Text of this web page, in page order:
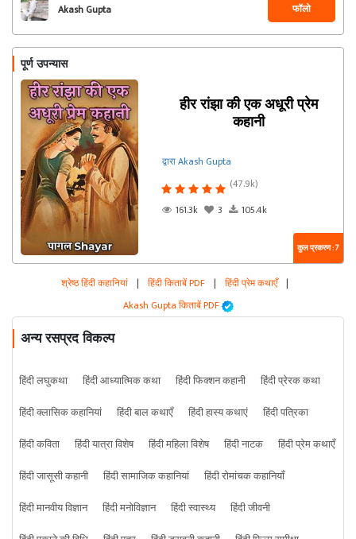
Akash Gupta फॉलो
पूर्ण उपन्यास
हीर रांझा की एक अधूरी प्रेम
कहानी
द्वारा Akash Gupta
(47.9k)
161.3k
3 105.4k
कुल प्रकरण : 7
श्रेष्ठ हिंदी कहानियां | हिंदी किताबें PDF | हिंदी प्रेम कथाएँ |
Akash Gupta किताबें PDF
अन्य रसप्रद विकल्प
हिंदी लघुकथा हिंदी आध्यात्मिक कथा हिंदी फिक्शन कहानी
हिंदी प्रेरक कथा
हिंदी क्लासिक कहानियां
हिंदी बाल कथाएँ हिंदी हास्य कथाएं
हिंदी पत्रिका
हिंदी कविता
हिंदी यात्रा विशेष हिंदी महिला विशेष हिंदी नाटक
हिंदी प्रेम कथाएँ
हिंदी जासूसी कहानी
हिंदी सामाजिक कहानियां
हिंदी रोमांचक कहानियाँ
हिंदी मानवीय विज्ञान
हिंदी मनोविज्ञान हिंदी स्वास्थ्य
हिंदी जीवनी